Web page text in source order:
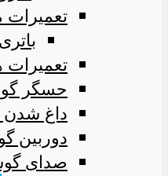
تعمیرات
حسگر
داغ
دوربین
صدای